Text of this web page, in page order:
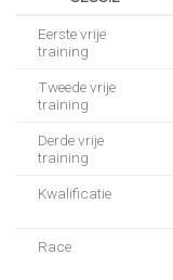
Eerste vrije
training
Tweede vrije
training
Derde vrije
training
Kwalificatie
Race